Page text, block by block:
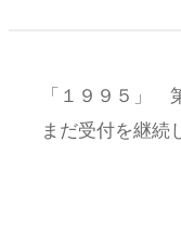
「１９９５」
まだ受付を継